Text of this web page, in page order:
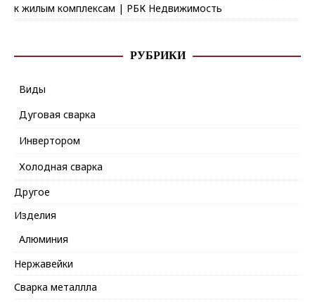
к жилым комплексам | РБК Недвижимость
РУБРИКИ
Виды
Дуговая сварка
Инвертором
Холодная сварка
Другое
Изделия
Алюминия
Нержавейки
Сварка металлла